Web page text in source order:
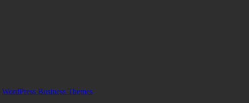
WordPress Business Themes